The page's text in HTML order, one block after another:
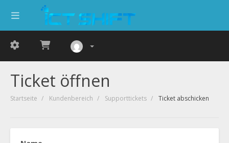
Ticket öffnen
Startseite Kundenbereich Supporttickets Ticket abschicken